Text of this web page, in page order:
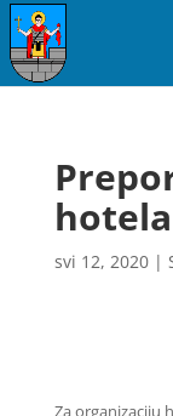
svi 12, 2020|
Za organizaciju